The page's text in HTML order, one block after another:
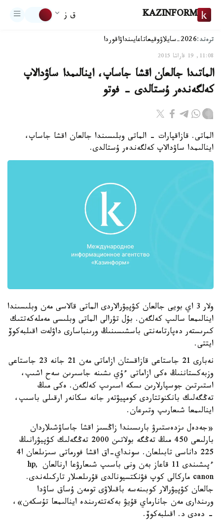
KAZINFORM ق ز
ترەند:2026-سايلاۋ وقيعاتاعايىنداۋاقوردا
11:08, 19 قاراشا 2015
الماتىدا جالعان اقشا جاساپ، اينالىمدا ساۋدالاپ
كەلگەندەر ۇستالدى - فوتو
الماتى. قازاقپارات - الماتى وبلىسىندا جالعان اقشا جاساپ،
اينالىمدا ساۋدالاپ كەلگەندەر ۇستالدى.
ولار 3 اي بويى جالعان كۋپيۋرالاردى الماتى قالاسى مەن وبلىسىندا
اينالىمعا سالىپ كەلگەن. بۇل تۋرالى الماتى وبلىسى مەملەكەتتىك
كىرىستەر دەپارتامەنتى باسشىسىنىڭ ورىنباسارى داۋلەت اقىلبەكوۆ
ايتتى.
نەبارى 21 جاستاعى قازاقستان ازاماتى مەن 21 جانە 23 جاستاعى
وزبەكستاننىڭ ەكى ازاماتى ءۇي ىشىنە جاسىرىن سەح اشىپ،
استىرتىن جوسپارلارىن ىسكە اسىرىپ كەلگەن. ەكى مىڭ
تەڭگەلىك بانكنوتتاردى كومپيۋتەر جانە سكانەر ارقىلى باسىپ،
اينالىمعا شىعارىپ وتىرعان.
«جەدەل ىزدەستىرۋ بارىسىندا زاڭسىز اقشا جاساۋشىلاردان
بارلىعى 450 مىڭ تەڭگە بولاتىن 2000 تەڭگەلىك كۋپيۋرانىڭ
225 داناسى تابىلعان. سونداي-اق اقشا فورماتى سىزىلعان ا4
ءپىشىندى 11 قاعاز بەن ونى باسىپ شىعارۋعا ارنالعان hp,
canon ماركالى كوپ فۋنكتسيونالدى قۇرىلعىلار تاركىلەندى.
جالعان كۋپيۋرالار كوبىنەسە باقىلاۋى تومەن ۇساق ساۋدا
ورىندارى مەن جانارماي قۇيۋ بەكەتتەرىندە اينالىمعا تۇسكەن»،
- دەدى د. اقىلبەكوۆ.